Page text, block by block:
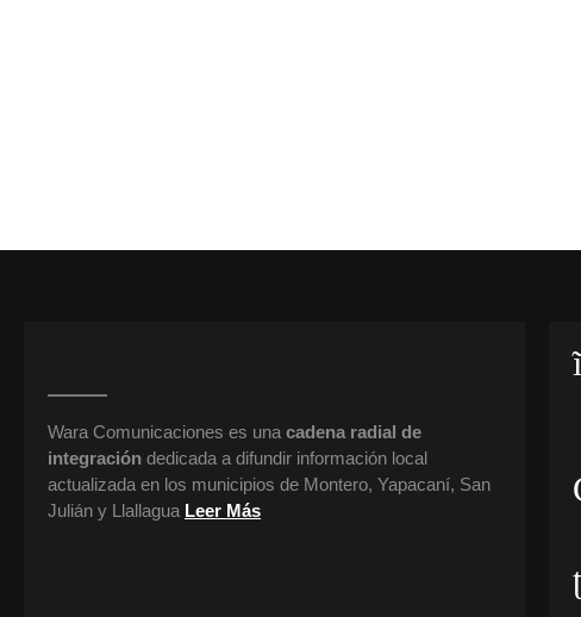
Wara Comunicaciones es una cadena radial de
integración dedicada a difundir información local
actualizada en los municipios de Montero, Yapacaní, San
Julián y Llallagua Leer Más